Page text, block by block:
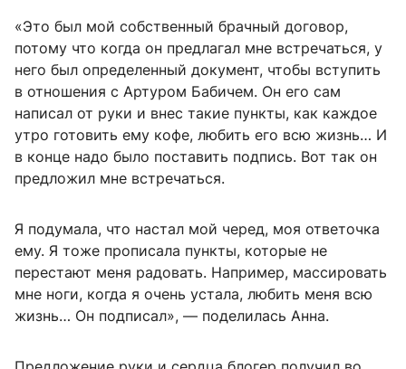
«Это был мой собственный брачный договор,
потому что когда он предлагал мне встречаться, у
него был определенный документ, чтобы вступить
в отношения с Артуром Бабичем. Он его сам
написал от руки и внес такие пункты, как каждое
утро готовить ему кофе, любить его всю жизнь… И
в конце надо было поставить подпись. Вот так он
предложил мне встречаться.
Я подумала, что настал мой черед, моя ответочка
ему. Я тоже прописала пункты, которые не
перестают меня радовать. Например, массировать
мне ноги, когда я очень устала, любить меня всю
жизнь… Он подписал», — поделилась Анна.